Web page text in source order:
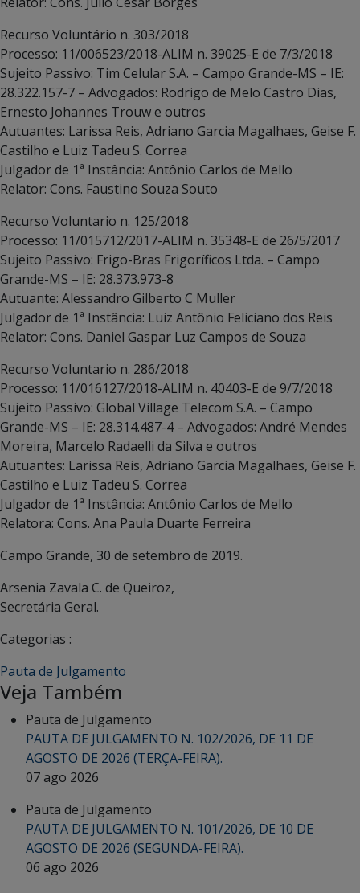
Recurso Voluntário n. 303/2018
Processo: 11/006523/2018-ALIM n. 39025-E de 7/3/2018
Sujeito Passivo: Tim Celular S.A. – Campo Grande-MS – IE:
28.322.157-7 – Advogados: Rodrigo de Melo Castro Dias,
Ernesto Johannes Trouw e outros
Autuantes: Larissa Reis, Adriano Garcia Magalhaes, Geise F.
Castilho e Luiz Tadeu S. Correa
Julgador de 1ª Instância: Antônio Carlos de Mello
Relator: Cons. Faustino Souza Souto
Recurso Voluntario n. 125/2018
Processo: 11/015712/2017-ALIM n. 35348-E de 26/5/2017
Sujeito Passivo: Frigo-Bras Frigoríficos Ltda. – Campo
Grande-MS – IE: 28.373.973-8
Autuante: Alessandro Gilberto C Muller
Julgador de 1ª Instância: Luiz Antônio Feliciano dos Reis
Relator: Cons. Daniel Gaspar Luz Campos de Souza
Recurso Voluntario n. 286/2018
Processo: 11/016127/2018-ALIM n. 40403-E de 9/7/2018
Sujeito Passivo: Global Village Telecom S.A. – Campo
Grande-MS – IE: 28.314.487-4 – Advogados: André Mendes
Moreira, Marcelo Radaelli da Silva e outros
Autuantes: Larissa Reis, Adriano Garcia Magalhaes, Geise F.
Castilho e Luiz Tadeu S. Correa
Julgador de 1ª Instância: Antônio Carlos de Mello
Relatora: Cons. Ana Paula Duarte Ferreira
Campo Grande, 30 de setembro de 2019.
Arsenia Zavala C. de Queiroz,
Secretária Geral.
Categorias :
Pauta de Julgamento
Veja Também
Pauta de Julgamento
PAUTA DE JULGAMENTO N. 102/2026, DE 11 DE
AGOSTO DE 2026 (TERÇA-FEIRA).
07 ago 2026
Pauta de Julgamento
PAUTA DE JULGAMENTO N. 101/2026, DE 10 DE
AGOSTO DE 2026 (SEGUNDA-FEIRA).
06 ago 2026